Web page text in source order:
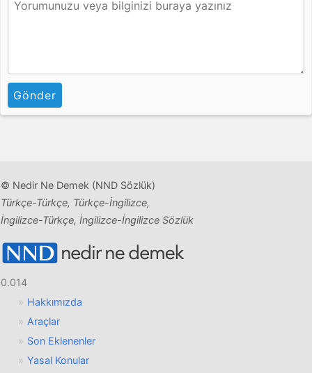
Gönder
© Nedir Ne Demek (NND Sözlük)
Türkçe-Türkçe, Türkçe-İngilizce,
İngilizce-Türkçe, İngilizce-İngilizce Sözlük
0.014
Hakkımızda
Araçlar
Son Eklenenler
Yasal Konular